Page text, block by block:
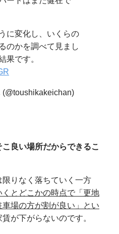
に変化し、いくらの
のかを調べて見まし
果です。
良い場所だからできるこ
りなく落ちていく一方
とどこかの時点で「更地
場の方が割が良い」とい
が下がらないのです。